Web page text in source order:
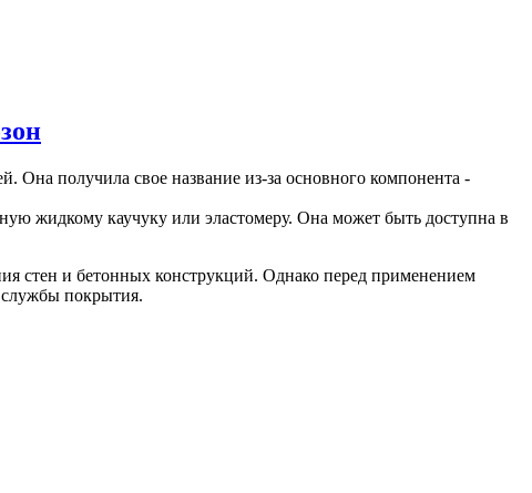
Она получила свое название из-за основного компонента -
жидкому каучуку или эластомеру. Она может быть доступна в
стен и бетонных конструкций. Однако перед применением
службы покрытия.